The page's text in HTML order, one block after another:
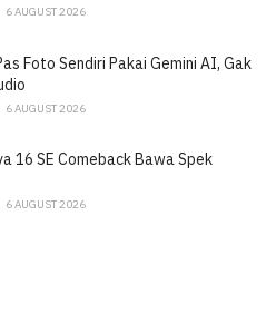
6 AUGUST 2026
Foto Sendiri Pakai Gemini AI, Gak
6 AUGUST 2026
16 SE Comeback Bawa Spek
6 AUGUST 2026